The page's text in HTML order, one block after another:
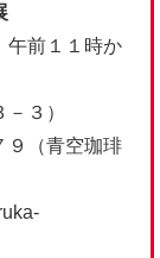
前１１時か
３）
９（青空珈琲